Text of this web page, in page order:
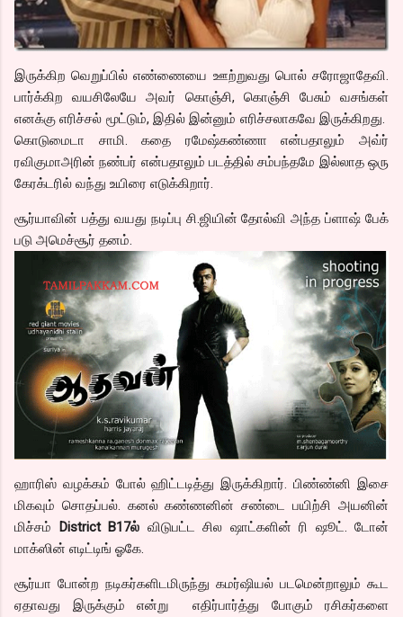
இருக்கிற வெறுப்பில் எண்ணையை ஊற்றுவது பொல் சரோஜாதேவி.
பார்க்கிற வயசிலேயே அவர் கொஞ்சி, கொஞ்சி பேசும் வசங்கள்
எனக்கு எரிச்சல் மூட்டும், இதில் இன்னும் எரிச்சலாகவே இருக்கிறது.
கொடுமைடா சாமி. கதை ரமேஷ்கண்ணா என்பதாலும் அவ்ர்
ரவிகுமாஅரின் நண்பர் என்பதாலும் படத்தில் சம்பந்தமே இல்லாத ஒரு
கேரக்டரில் வந்து உயிரை எடுக்கிறார்.
சூர்யாவின் பத்து வயது நடிப்பு சி.ஜியின் தோல்வி அந்த ப்ளாஷ் பேக்
படு அமெச்சூர் தனம்.
ஹாரிஸ் வழக்கம் போல் ஹிட்டடித்து இருக்கிறார். பிண்ண்னி இசை
மிகவும் சொதப்பல். கனல் கண்ணனின் சண்டை பயிற்சி அயனின்
மிச்சம்
District B17ல் விடுபட்ட சில ஷாட்களின் ரி ஷூட். டோன்
மாக்ஸின் எடிட்டிங் ஓகே.
சூர்யா போன்ற நடிகர்களிடமிருந்து கமர்ஷியல் படமென்றாலும் கூட
ஏதாவது இருக்கும் என்று எதிர்பார்த்து போகும் ரசிகர்களை